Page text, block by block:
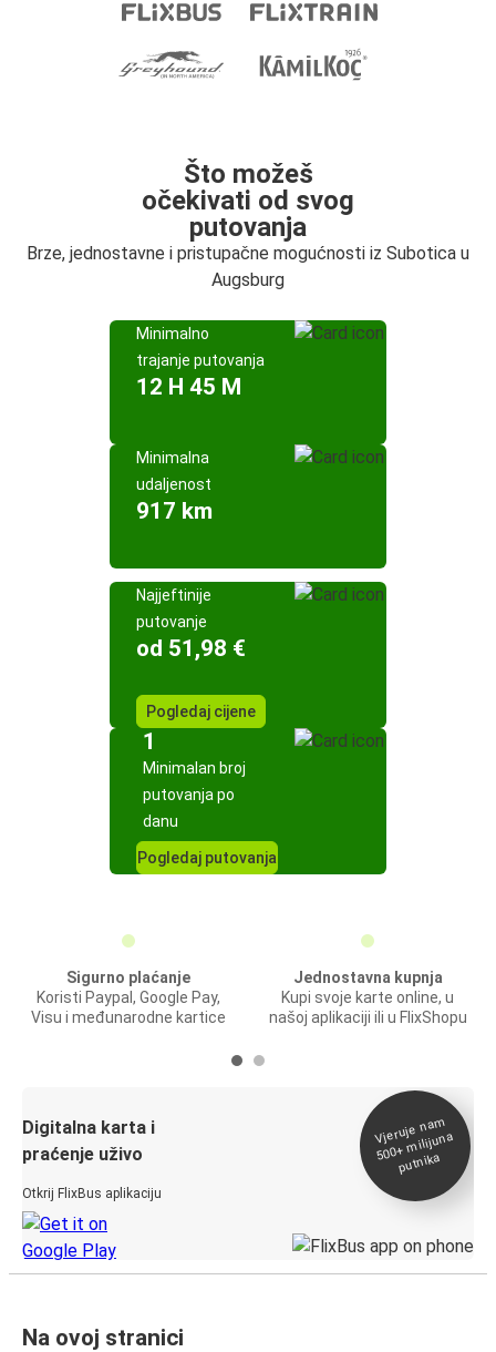
Što možeš
očekivati od svog
putovanja
Brze, jednostavne i pristupačne mogućnosti iz Subotica u
Augsburg
Minimalno
trajanje putovanja
12 H 45 M
Minimalna
udaljenost
917 km
Najjeftinije
putovanje
od 51,98 €
Pogledaj cijene
1
Minimalan broj
putovanja po
danu
Pogledaj putovanja
Sigurno plaćanje
Koristi Paypal, Google Pay,
Visu i međunarodne kartice
Jednostavna kupnja
Kupi svoje karte online, u
našoj aplikaciji ili u FlixShopu
Digitalna karta i
praćenje uživo
Otkrij FlixBus aplikaciju
Vjeruje na
m
500+
milijuna
putnika
Na ovoj stranici